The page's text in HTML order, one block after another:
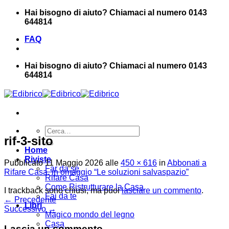
Salta
Hai bisogno di aiuto? Chiamaci al numero 0143
644814
FAQ
Hai bisogno di aiuto? Chiamaci al numero 0143
644814
Cerca:
Home
Riviste
Far da sé
Rifare Casa
Come Ristrutturare la Casa
Fai da te
Libri
Magico mondo del legno
Casa
rif-3-sito
Pubblicato11 Maggio 2026 alle 450 × 616 in Abbonati a
Rifare Casa, in omaggio “Le soluzioni salvaspazio”
I trackback sono chiusi, ma puoilasciare un commento.
← Precedente
Successivo →